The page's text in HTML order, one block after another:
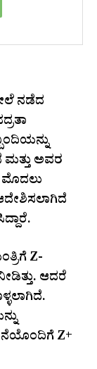
ನಡೆದ
ಅವರ
Z-
ಆದರೆ
Z+